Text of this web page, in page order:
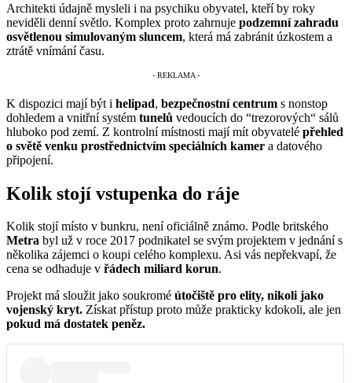
Architekti údajně mysleli i na psychiku obyvatel, kteří by roky
neviděli denní světlo. Komplex proto zahrnuje podzemní zahradu
osvětlenou simulovaným sluncem, která má zabránit úzkostem a
ztrátě vnímání času.
K dispozici mají být i helipad, bezpečnostní centrum s nonstop
dohledem a vnitřní systém tunelů vedoucích do “trezorových“ sálů
hluboko pod zemí. Z kontrolní místnosti mají mít obyvatelé přehled
o světě venku prostřednictvím speciálních kamer a datového
připojení.
Kolik stojí vstupenka do ráje
Kolik stojí místo v bunkru, není oficiálně známo. Podle britského
Metra byl už v roce 2017 podnikatel se svým projektem v jednání s
několika zájemci o koupi celého komplexu. Asi vás nepřekvapí, že
cena se odhaduje v řádech miliard korun.
Projekt má sloužit jako soukromé útočiště pro elity, nikoli jako
vojenský kryt. Získat přístup proto může prakticky kdokoli, ale jen
pokud má dostatek peněz.